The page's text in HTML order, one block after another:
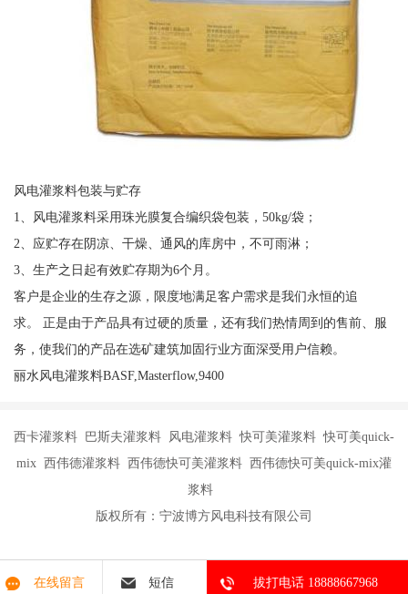
风电灌浆料包装与贮存
1、风电灌浆料采用珠光膜复合编织袋包装，50kg/袋；
2、应贮存在阴凉、干燥、通风的库房中，不可雨淋；
3、生产之日起有效贮存期为6个月。
客户是企业的生存之源，限度地满足客户需求是我们永恒的追
求。 正是由于产品具有过硬的质量，还有我们热情周到的售前、服
务，使我们的产品在选矿建筑加固行业方面深受用户信赖。
丽水风电灌浆料BASF,Masterflow,9400
西卡灌浆料 巴斯夫灌浆料 风电灌浆料 快可美灌浆料 快可美quick-
mix 西伟德灌浆料 西伟德快可美灌浆料 西伟德快可美quick-mix灌
浆料
版权所有：宁波博方风电科技有限公司
在线留言 短信 拔打电话 18888667968